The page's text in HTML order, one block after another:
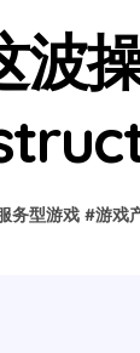
400层堆叠、
召回X9、合
比Model 3
波
务型游戏 #游戏